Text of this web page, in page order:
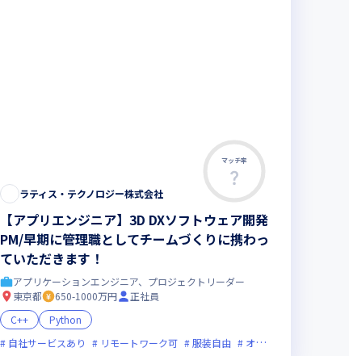
新技術に積極的 女性エンジニアが活躍中
マッチ率
ラティス・テクノロジー株式会社
【アプリエンジニア】3D DXソフトウェア開発
PM/早期に管理職としてチームづくりに携わっ
ていただきます！
アプリケーションエンジニア、プロジェクトリーダー
東京都
650-1000万円
正社員
C++
Python
自社サービスあり
リモートワーク可 服装自由 オンライン選考可